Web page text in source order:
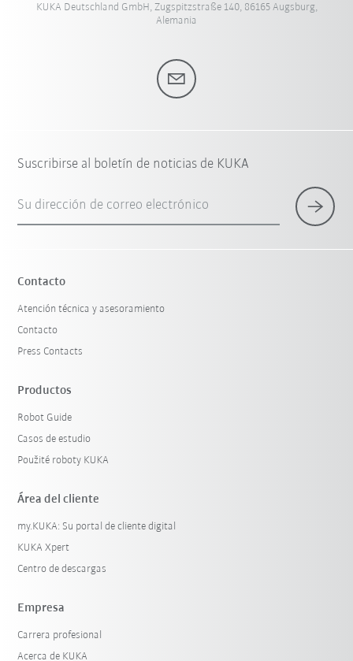
KUKA Deutschland GmbH, Zugspitzstraße 140, 86165 Augsburg,
Alemania
Suscribirse al boletín de noticias de KUKA
Su dirección de correo electrónico
Contacto
Atención técnica y asesoramiento
Contacto
Press Contacts
Productos
Robot Guide
Casos de estudio
Použité roboty KUKA
Área del cliente
my.KUKA: Su portal de cliente digital
KUKA Xpert
Centro de descargas
Empresa
Carrera profesional
Acerca de KUKA